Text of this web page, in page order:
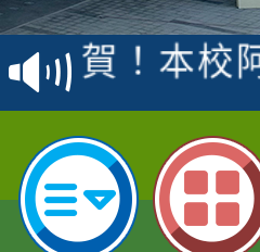
賽 洪綺君
名
賀！本校
倩參加桃
名 指導老
賀！本校
園市英語
指導老師
賀！本校
賽 劉文
賀！本校